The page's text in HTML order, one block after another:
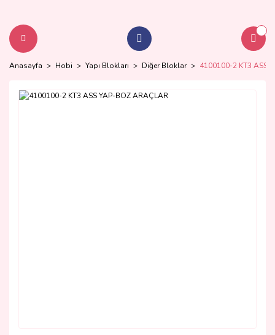
Anasayfa Hobi Yapı Blokları Diğer Bloklar 4100100-2 KT3 ASS